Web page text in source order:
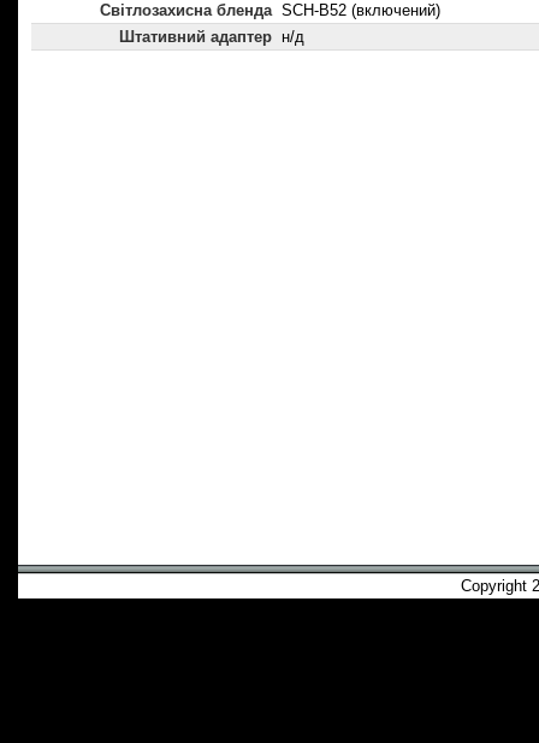
Світлозахисна бленда SCH-B52 (включений)
Штативний адаптер н/д
Copyright